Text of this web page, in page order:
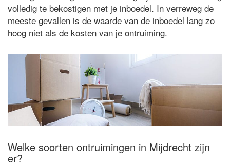
volledig te bekostigen met je inboedel. In verreweg de
meeste gevallen is de waarde van de inboedel lang zo
hoog niet als de kosten van je ontruiming.
Welke soorten ontruimingen in Mijdrecht zijn
er?